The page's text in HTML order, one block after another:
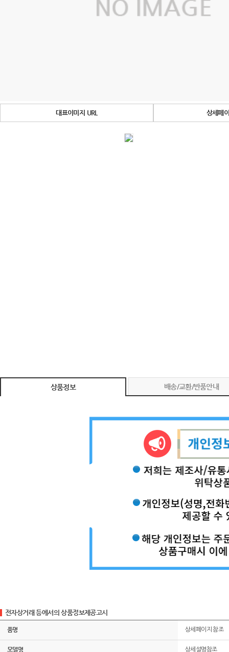
대표이미지 URL 상세페
상품정보 배송/교환/반품안내
전자상거래 등에서의 상품정보제공고시
품명 상세페이지 참조
모델명 상세설명참조